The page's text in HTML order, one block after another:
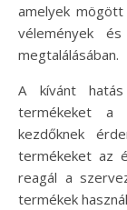
amelyek
vélemények
megtalálásában.
A kívánt
termékeket a
kezdőknek
termékeket az
reagál a
termékek